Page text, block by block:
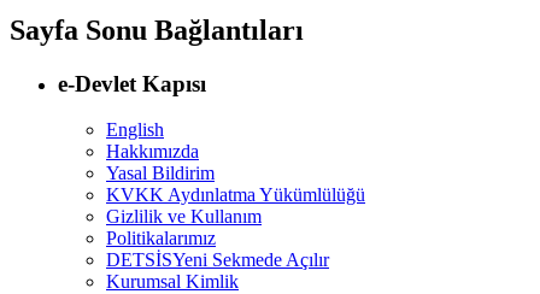
Sayfa Sonu Bağlantıları
e-Devlet Kapısı
English
Hakkımızda
Yasal Bildirim
KVKK Aydınlatma Yükümlülüğü
Gizlilik ve Kullanım
Politikalarımız
DETSİSYeni Sekmede Açılır
Kurumsal Kimlik